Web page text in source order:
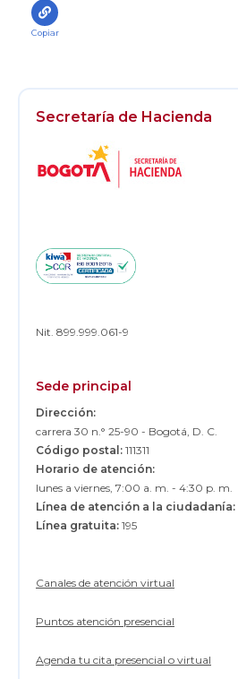
Copiar
Secretaría de Hacienda
Nit. 899.999.061-9
Sede principal
Dirección:
carrera 30 n.° 25-90 - Bogotá, D. C.
Código postal: 111311
Horario de atención:
lunes a viernes, 7:00 a. m. - 4:30 p. m.
Línea de atención a la ciudadanía:
Línea gratuita: 195
Canales de atención virtual
Puntos atención presencial
Agenda tu cita presencial o virtual